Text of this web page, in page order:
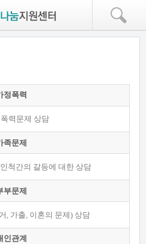
정폭력
력문제 상담
족문제
척간의 갈등에 대한 상담
부문제
, 가출, 이혼의 문제) 상담
인관계